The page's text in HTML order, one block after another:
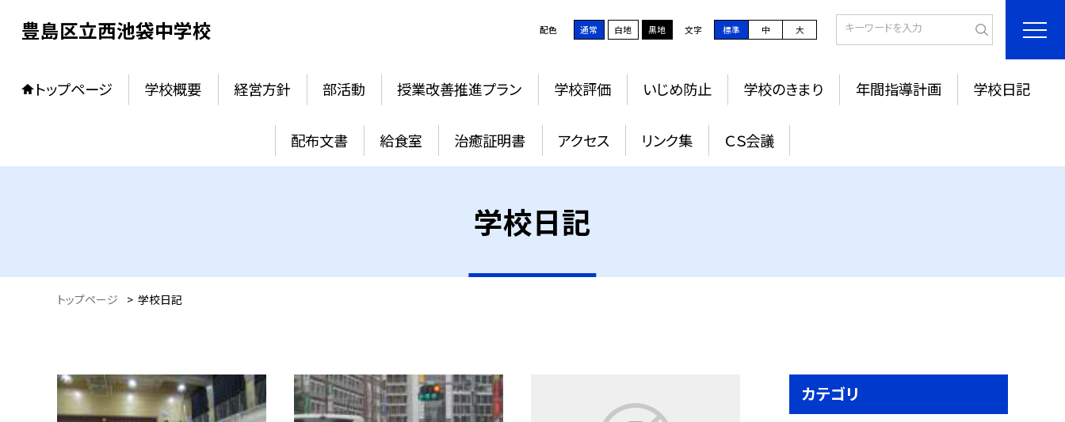
豊島区立西池袋中学校 配色 通常 白地 黒地 文字 標準 中 大
トップページ 学校概要 経営方針 部活動 授業改善推進プラン 学校評価 いじめ防止 学校のきまり 年間指導計画 学校日記
配布文書 給食室 治癒証明書 アクセス リンク集 ＣＳ会議
学校日記
トップページ > 学校日記
カテゴリ